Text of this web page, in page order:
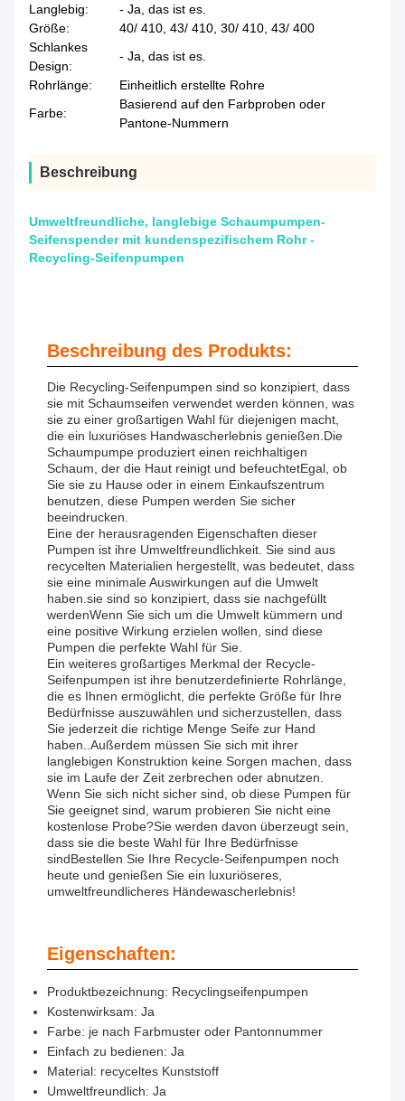
Langlebig:
- Ja, das ist es.
Größe:
40/ 410, 43/ 410, 30/ 410, 43/ 400
Schlankes
Design:
- Ja, das ist es.
Rohrlänge:
Einheitlich erstellte Rohre
Farbe:
Basierend auf den Farbproben oder
Pantone-Nummern
Beschreibung
Umweltfreundliche, langlebige Schaumpumpen-
Seifenspender mit kundenspezifischem Rohr -
Recycling-Seifenpumpen
Beschreibung des Produkts:
Die Recycling-Seifenpumpen sind so konzipiert, dass
sie mit Schaumseifen verwendet werden können, was
sie zu einer großartigen Wahl für diejenigen macht,
die ein luxuriöses Handwascherlebnis genießen.Die
Schaumpumpe produziert einen reichhaltigen
Schaum, der die Haut reinigt und befeuchtetEgal, ob
Sie sie zu Hause oder in einem Einkaufszentrum
benutzen, diese Pumpen werden Sie sicher
beeindrucken.
Eine der herausragenden Eigenschaften dieser
Pumpen ist ihre Umweltfreundlichkeit. Sie sind aus
recycelten Materialien hergestellt, was bedeutet, dass
sie eine minimale Auswirkungen auf die Umwelt
haben.sie sind so konzipiert, dass sie nachgefüllt
werdenWenn Sie sich um die Umwelt kümmern und
eine positive Wirkung erzielen wollen, sind diese
Pumpen die perfekte Wahl für Sie.
Ein weiteres großartiges Merkmal der Recycle-
Seifenpumpen ist ihre benutzerdefinierte Rohrlänge,
die es Ihnen ermöglicht, die perfekte Größe für Ihre
Bedürfnisse auszuwählen und sicherzustellen, dass
Sie jederzeit die richtige Menge Seife zur Hand
haben..Außerdem müssen Sie sich mit ihrer
langlebigen Konstruktion keine Sorgen machen, dass
sie im Laufe der Zeit zerbrechen oder abnutzen.
Wenn Sie sich nicht sicher sind, ob diese Pumpen für
Sie geeignet sind, warum probieren Sie nicht eine
kostenlose Probe?Sie werden davon überzeugt sein,
dass sie die beste Wahl für Ihre Bedürfnisse
sindBestellen Sie Ihre Recycle-Seifenpumpen noch
heute und genießen Sie ein luxuriöseres,
umweltfreundlicheres Händewascherlebnis!
Eigenschaften:
Produktbezeichnung: Recyclingseifenpumpen
Kostenwirksam: Ja
Farbe: je nach Farbmuster oder Pantonnummer
Einfach zu bedienen: Ja
Material: recyceltes Kunststoff
Umweltfreundlich: Ja